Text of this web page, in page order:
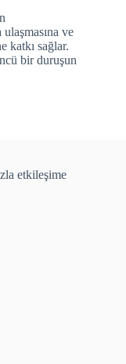
ve
katkı sağlar.
bir duruşun
etkileşime